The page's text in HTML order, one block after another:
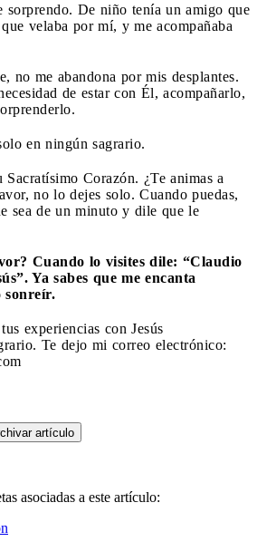
sorprendo. De niño tenía un amigo que
velaba por mí, y me acompañaba
no me abandona por mis desplantes.
de estar con Él, acompañarlo,
en ningún sagrario.
Corazón. ¿Te animas a
no lo dejes solo. Cuando puedas,
sea de un minuto y dile que le
Cuando lo visites dile: “Claudio
Ya sabes que me encanta
sonreír.
experiencias con Jesús
Te dejo mi correo electrónico:
artículo
asociadas a este artículo: